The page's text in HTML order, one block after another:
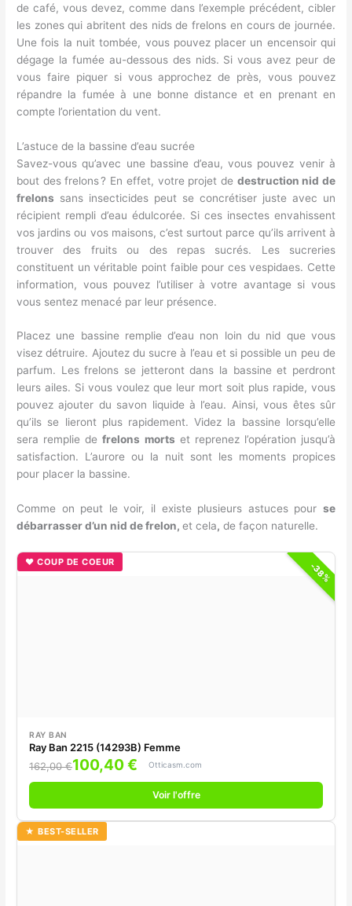
de café, vous devez, comme dans l’exemple précédent, cibler
les zones qui abritent des nids de frelons en cours de journée.
Une fois la nuit tombée, vous pouvez placer un encensoir qui
dégage la fumée au-dessous des nids. Si vous avez peur de
vous faire piquer si vous approchez de près, vous pouvez
répandre la fumée à une bonne distance et en prenant en
compte l’orientation du vent.
L’astuce de la bassine d’eau sucrée
Savez-vous qu’avec une bassine d’eau, vous pouvez venir à
bout des frelons ? En effet, votre projet de destruction nid de
frelons sans insecticides peut se concrétiser juste avec un
récipient rempli d’eau édulcorée. Si ces insectes envahissent
vos jardins ou vos maisons, c’est surtout parce qu’ils arrivent à
trouver des fruits ou des repas sucrés. Les sucreries
constituent un véritable point faible pour ces vespidaes. Cette
information, vous pouvez l’utiliser à votre avantage si vous
vous sentez menacé par leur présence.
Placez une bassine remplie d’eau non loin du nid que vous
visez détruire. Ajoutez du sucre à l’eau et si possible un peu de
parfum. Les frelons se jetteront dans la bassine et perdront
leurs ailes. Si vous voulez que leur mort soit plus rapide, vous
pouvez ajouter du savon liquide à l’eau. Ainsi, vous êtes sûr
qu’ils se lieront plus rapidement. Videz la bassine lorsqu’elle
sera remplie defrelons morts et reprenez l’opération jusqu’à
satisfaction. L’aurore ou la nuit sont les moments propices
pour placer la bassine.
Comme on peut le voir, il existe plusieurs astuces pour se
débarrasser d’un nid de frelon,et cela, de façon naturelle.
-38%
♥ COUP DE COEUR
RAY BAN
Ray Ban 2215 (14293B) Femme
162,00 €100,40 € Otticasm.com
Voir l'offre
★ BEST-SELLER